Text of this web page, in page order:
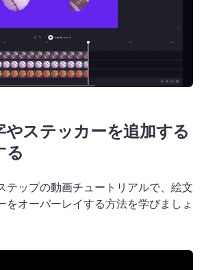
やステッカーを追加する
る
テップの動画チュートリアルで、絵文
をオーバーレイする方法を学びましょ